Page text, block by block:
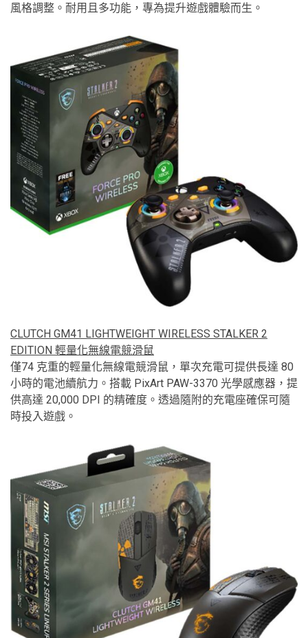
風格調整。耐用且多功能，專為提升遊戲體驗而生。
CLUTCH GM41 LIGHTWEIGHT WIRELESS STALKER 2
EDITION 輕量化無線電競滑鼠
僅74 克重的輕量化無線電競滑鼠，單次充電可提供長達 80
小時的電池續航力。搭載 PixArt PAW-3370 光學感應器，提
供高達 20,000 DPI 的精確度。透過隨附的充電座確保可隨
時投入遊戲。